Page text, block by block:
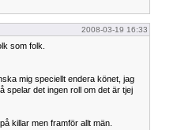
2008-03-19 16:33
som folk.
mig speciellt endera könet, jag
spelar det ingen roll om det är tjej
killar men framför allt män.